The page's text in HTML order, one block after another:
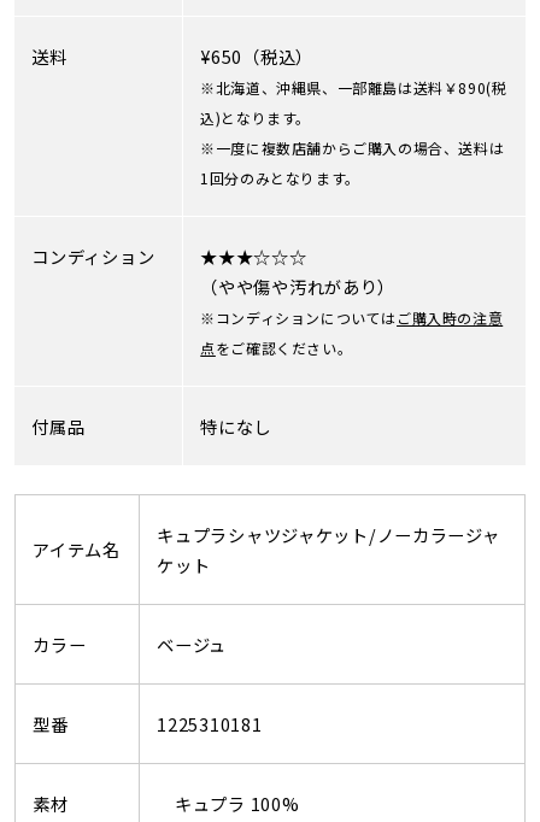
送料 ¥650（税込）
※北海道、沖縄県、一部離島は送料￥890(税
込)となります。
※一度に複数店舗からご購入の場合、送料は
1回分のみとなります。
コンディション
★★★☆☆☆
（やや傷や汚れがあり）
※コンディションについてはご購入時の注意
点をご確認ください。
付属品 特になし
アイテム名
キュプラシャツジャケット/ノーカラージャ
ケット
カラー ベージュ
型番 1225310181
素材 キュプラ 100%